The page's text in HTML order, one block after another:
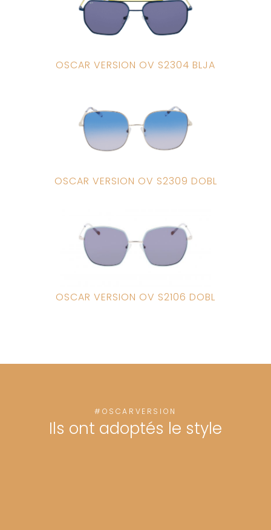
OSCAR VERSION OV S2304 BLJA
OSCAR VERSION OV S2309 DOBL
OSCAR VERSION OV S2106 DOBL
#OSCARVERSION
Ils ont adoptés le style